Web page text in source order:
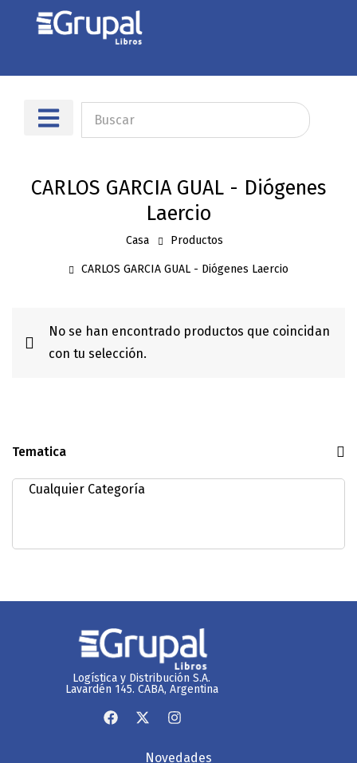
CARLOS GARCIA GUAL - Diógenes
Laercio
Casa Productos
CARLOS GARCIA GUAL - Diógenes Laercio
Tematica
No se han encontrado productos que coincidan
con tu selección.
Logística y Distribución S.A.
Lavardén 145. CABA, Argentina
Novedades